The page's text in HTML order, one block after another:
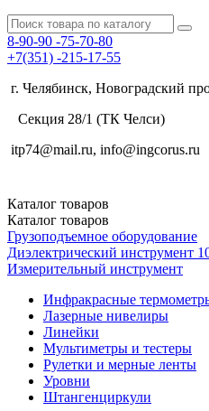
8-90-90 -75-70-80
+7(351) -215-17-55
г. Челябинск, Новоградский
Секция 28/1 (ТК Челси)
itp74@mail.ru, info@ingcorus.ru
Каталог товаров
Каталог товаров
Грузоподъемное оборудование
Диэлектрический инструмент
Измерительный инструмент
Инфракрасные
Лазерные нивелиры
Линейки
Мультиметры и тестеры
Рулетки и мерные ленты
Уровни
Штангенциркули